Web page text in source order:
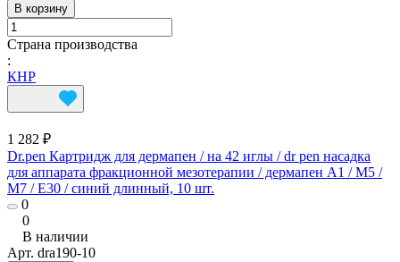
В корзину
Страна производства
:
КНР
1 282 ₽
Dr.pen Картридж для дермапен / на 42 иглы / dr pen насадка
для аппарата фракционной мезотерапии / дермапен А1 / M5 /
М7 / E30 / синий длинный, 10 шт.
0
0
В наличии
Арт. dra190-10